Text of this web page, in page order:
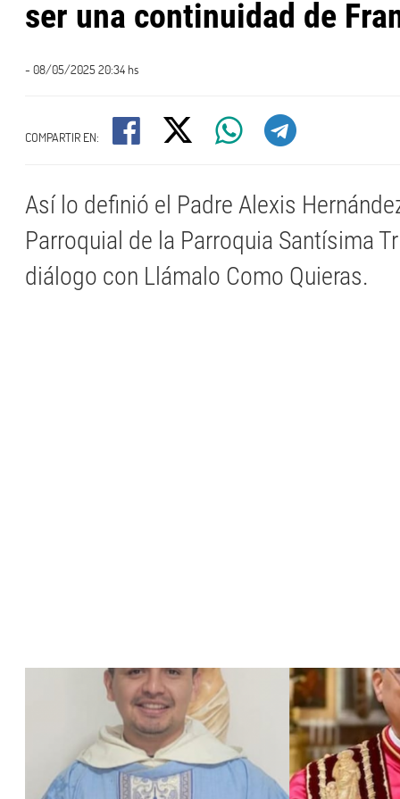
ser una continuidad de
- 08/05/2025 20:34 hs
COMPARTIR EN:
Así lo definió el Padre Alexis
Parroquial de la Parroquia Santísima
diálogo con Llámalo Como Quieras.